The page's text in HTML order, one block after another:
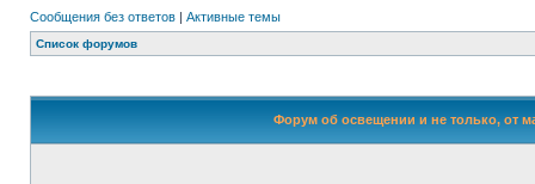
Сообщения без ответов | Активные темы
Список форумов
Форум об освещении и не только, от